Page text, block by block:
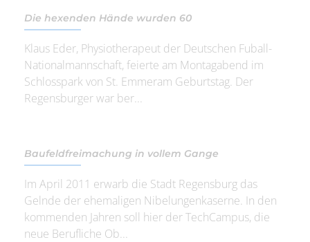
Die hexenden Hände wurden 60
Klaus Eder, Physiotherapeut der Deutschen Fuball-
Nationalmannschaft, feierte am Montagabend im
Schlosspark von St. Emmeram Geburtstag. Der
Regensburger war ber...
Baufeldfreimachung in vollem Gange
Im April 2011 erwarb die Stadt Regensburg das
Gelnde der ehemaligen Nibelungenkaserne. In den
kommenden Jahren soll hier der TechCampus, die
neue Berufliche Ob...